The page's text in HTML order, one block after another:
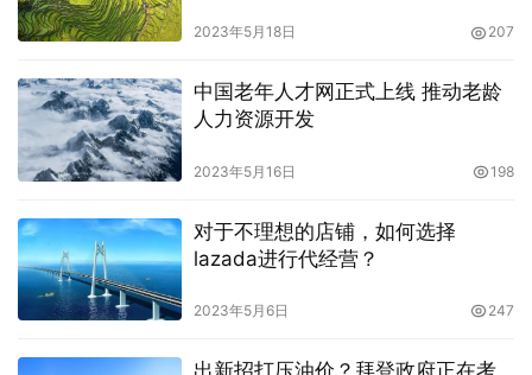
2023年5月18日 207
中国老年人才网正式上线 推动老龄
人力资源开发
2023年5月16日 198
对于不理想的店铺，如何选择
lazada进行代经营？
2023年5月6日 247
出新招打压油价？拜登政府正在考